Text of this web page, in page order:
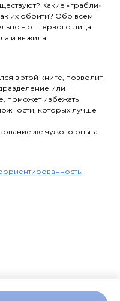
Какие «грабли»
их обойти? Обо всем
– от первого лица
и выжила.
в этой книге, позволит
или
поможет избежать
которых лучше
же чужого опыта
,